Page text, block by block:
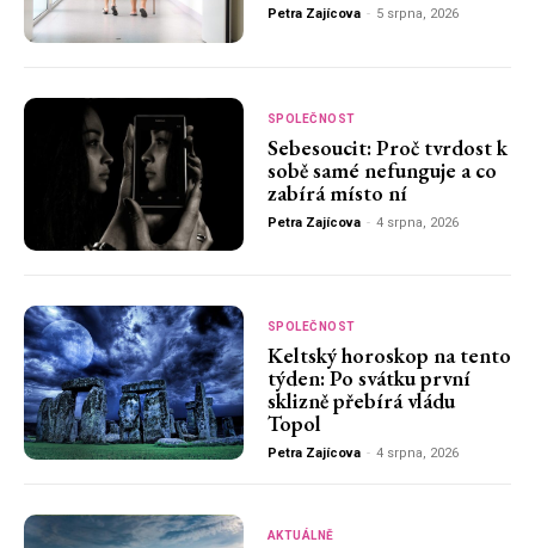
Petra Zajícova - 5 srpna, 2026
SPOLEČNOST
Sebesoucit: Proč tvrdost k
sobě samé nefunguje a co
zabírá místo ní
Petra Zajícova - 4 srpna, 2026
SPOLEČNOST
Keltský horoskop na tento
týden: Po svátku první
sklizně přebírá vládu
Topol
Petra Zajícova - 4 srpna, 2026
AKTUÁLNĚ